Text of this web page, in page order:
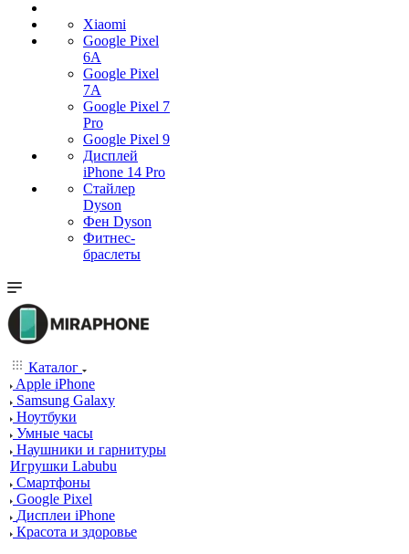
Xiaomi
Google Pixel
6A
Google Pixel
7А
Google Pixel 7
Pro
Google Pixel 9
Дисплей
iPhone 14 Pro
Стайлер
Dyson
Фен Dyson
Фитнес-
браслеты
Каталог
Apple iPhone
Samsung Galaxy
Ноутбуки
Умные часы
Наушники и гарнитуры
Игрушки Labubu
Смартфоны
Google Pixel
Дисплеи iPhone
Красота и здоровье